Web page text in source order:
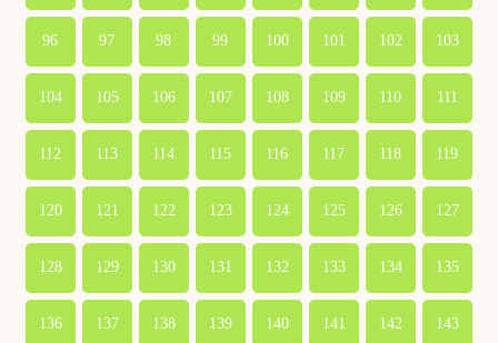
96 97 98 99 100 101 102 103
104 105 106 107 108 109 110 111
112 113 114 115 116 117 118 119
120 121 122 123 124 125 126 127
128 129 130 131 132 133 134 135
136 137 138 139 140 141 142 143